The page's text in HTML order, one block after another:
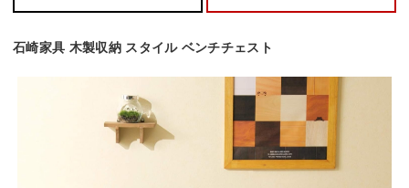
石崎家具 木製収納 スタイル ベンチチェスト